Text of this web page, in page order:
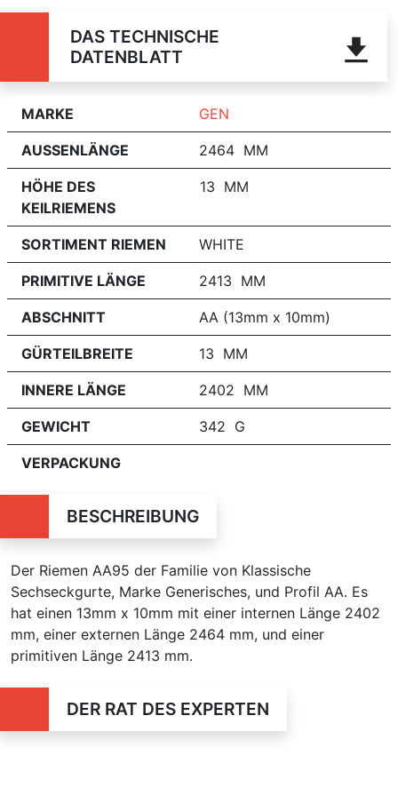
DAS TECHNISCHE
DATENBLATT
MARKE GEN
AUSSENLÄNGE 2464 MM
HÖHE DES
KEILRIEMENS
13 MM
SORTIMENT RIEMEN WHITE
PRIMITIVE LÄNGE 2413 MM
ABSCHNITT AA (13mm x 10mm)
GÜRTEILBREITE 13 MM
INNERE LÄNGE 2402 MM
GEWICHT 342 G
VERPACKUNG
BESCHREIBUNG
Der Riemen AA95 der Familie von Klassische
Sechseckgurte, Marke Generisches, und Profil AA. Es
hat einen 13mm x 10mm mit einer internen Länge 2402
mm, einer externen Länge 2464 mm, und einer
primitiven Länge 2413 mm.
DER RAT DES EXPERTEN